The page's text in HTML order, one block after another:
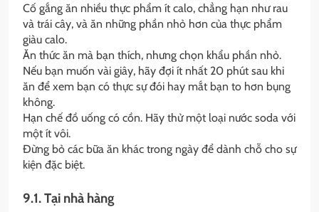
Cố gắng ăn nhiều thực phẩm ít calo, chẳng hạn như rau
và trái cây, và ăn những phần nhỏ hơn của thực phẩm
giàu calo.
Ăn thức ăn mà bạn thích, nhưng chọn khẩu phần nhỏ.
Nếu bạn muốn vài giây, hãy đợi ít nhất 20 phút sau khi
ăn để xem bạn có thực sự đói hay mắt bạn to hơn bụng
không.
Hạn chế đồ uống có cồn. Hãy thử một loại nước soda với
một ít vôi.
Đừng bỏ các bữa ăn khác trong ngày để dành chỗ cho sự
kiện đặc biệt.
9.1. Tại nhà hàng